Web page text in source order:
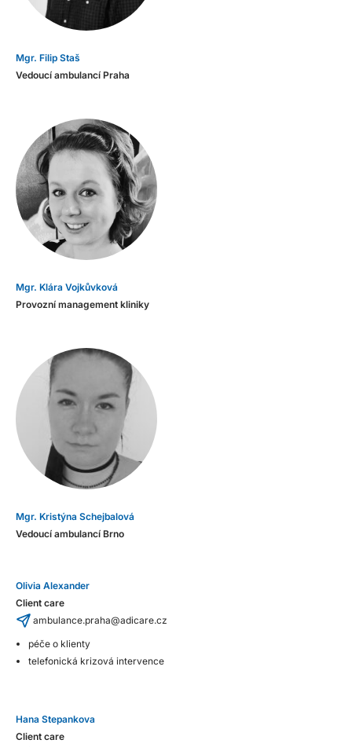
Mgr. Filip Staš
Vedoucí ambulancí Praha
Mgr. Klára Vojkůvková
Provozní management kliniky
Mgr. Kristýna Schejbalová
Vedoucí ambulancí Brno
Olivia Alexander
Client care
ambulance.praha@adicare.cz
péče o klienty
telefonická krizová intervence
Hana Stepankova
Client care